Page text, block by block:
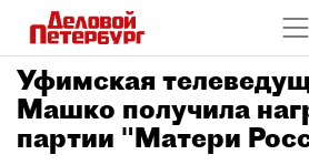
Уфимская
Машко получила
партии "Матери